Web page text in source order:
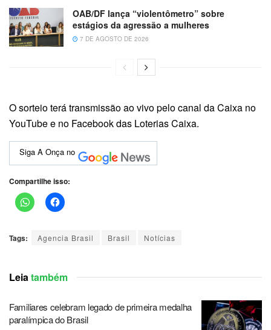
OAB/DF lança “violentômetro” sobre
estágios da agressão a mulheres
7 DE AGOSTO DE 2026
O sorteio terá transmissão ao vivo pelo canal da Caixa no
YouTube e no Facebook das Loterias Caixa.
Siga A Onça no
Compartilhe isso:
Tags: Agencia Brasil Brasil Notícias
Leia também
Familiares celebram legado de primeira medalha
paralímpica do Brasil